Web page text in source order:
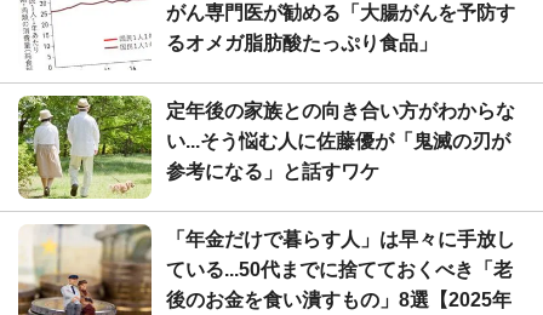
がん専門医が勧める「大腸がんを予防す
るオメガ脂肪酸たっぷり食品」
定年後の家族との向き合い方がわからな
い...そう悩む人に佐藤優が「鬼滅の刃が
参考になる」と話すワケ
「年金だけで暮らす人」は早々に手放し
ている...50代までに捨てておくべき「老
後のお金を食い潰すもの」8選【2025年